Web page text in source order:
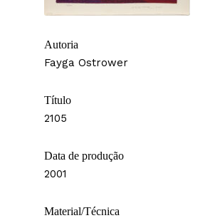
Autoria
Fayga Ostrower
Título
2105
Data de produção
2001
Material/Técnica